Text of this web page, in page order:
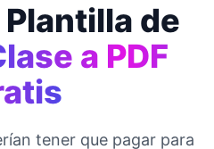
de
a PDF
tener que pagar para